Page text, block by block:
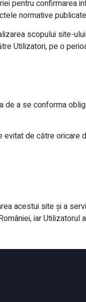
pentru confirmarea
normative
scopului site-
Utilizatori, pe o
a se conforma
de către
acestui site și a
iar